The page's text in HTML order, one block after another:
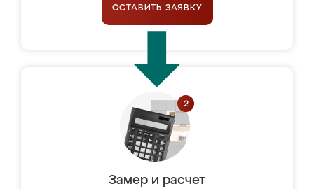
ОСТАВИТЬ ЗАЯВКУ
Замер и расчет